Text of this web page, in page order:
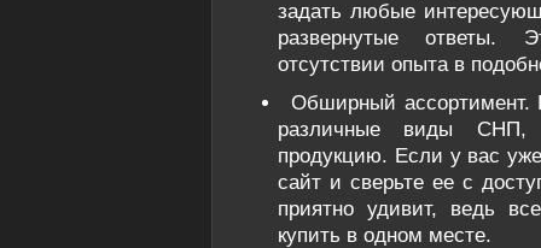
задать любые
развернутые ответы.
отсутствии опыта в
Обширный ассортимент.
различные виды СНП,
продукцию. Если у вас
сайт и сверьте ее с
приятно удивит, ведь
купить в одном месте.